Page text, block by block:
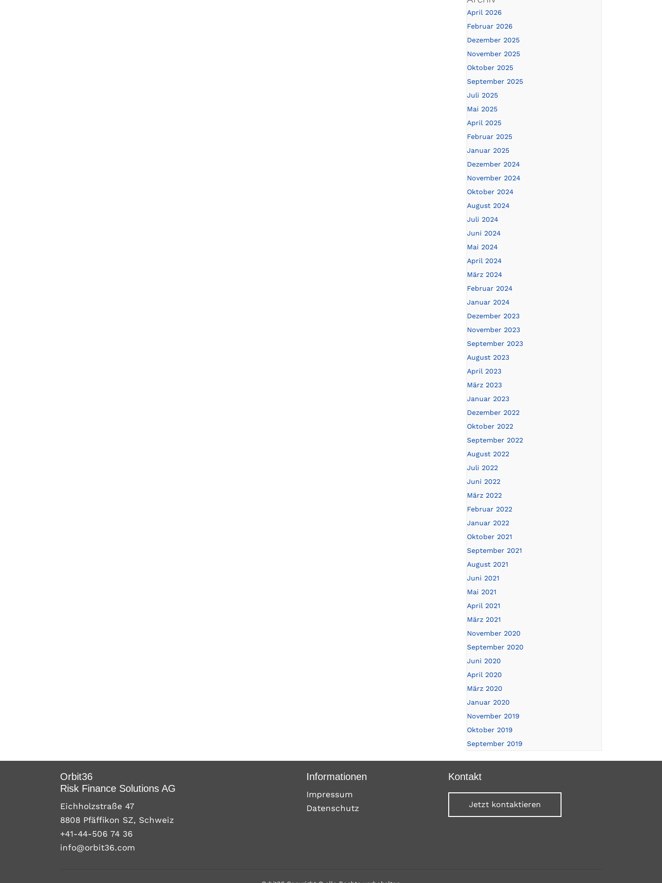
April 2026
Februar 2026
Dezember 2025
November 2025
Oktober 2025
September 2025
Juli 2025
Mai 2025
April 2025
Februar 2025
Januar 2025
Dezember 2024
November 2024
Oktober 2024
August 2024
Juli 2024
Juni 2024
Mai 2024
April 2024
März 2024
Februar 2024
Januar 2024
Dezember 2023
November 2023
September 2023
August 2023
April 2023
März 2023
Januar 2023
Dezember 2022
Oktober 2022
September 2022
August 2022
Juli 2022
Juni 2022
März 2022
Februar 2022
Januar 2022
Oktober 2021
September 2021
August 2021
Juni 2021
Mai 2021
April 2021
März 2021
November 2020
September 2020
Juni 2020
April 2020
März 2020
Januar 2020
November 2019
Oktober 2019
September 2019
Orbit36
Risk Finance Solutions AG
Eichholzstraße 47
8808 Pfäffikon SZ, Schweiz
+41-44-506 74 36
info@orbit36.com
Informationen
Impressum
Datenschutz
Kontakt
Jetzt kontaktieren